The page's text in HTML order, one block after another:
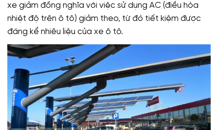
xe giảm đồng nghĩa với việc sử dụng AC (điều hòa
nhiệt độ trên ô tô) giảm theo, từ đó tiết kiệm được
đáng kể nhiêu liệu của xe ô tô.